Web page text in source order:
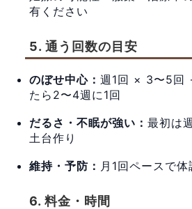
有ください
5. 通う回数の目安
のぼせ中心： 週1回 × 3〜5回
たら2〜4週に1回
だるさ・不眠が強い： 最初は
土台作り
維持・予防： 月1回ペースで
6. 料金・時間